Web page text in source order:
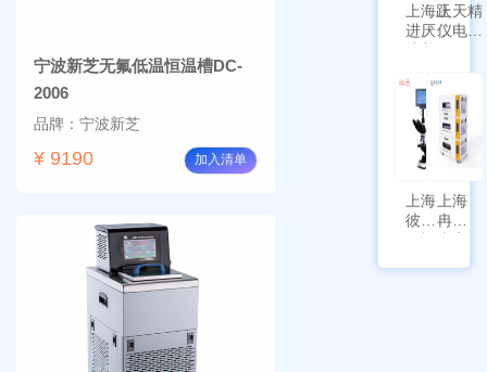
宁波新芝无氟低温恒温槽DC-
2006
品牌：宁波新芝
¥ 9190 加入清单
上海跃
进厌氧
培养箱
III-T
上天精
仪电子
带审计
追踪功
能
上海
彼爱
姆视
上海
冉绘
大容